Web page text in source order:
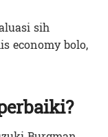
sih
economy bolo,